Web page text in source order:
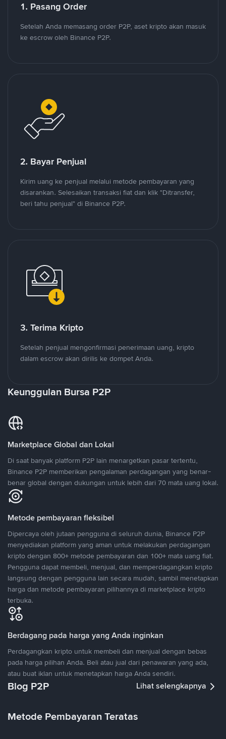
1. Pasang Order
Setelah Anda memasang order P2P, aset kripto akan masuk
ke escrow oleh Binance P2P.
2. Bayar Penjual
Kirim uang ke penjual melalui metode pembayaran yang
disarankan. Selesaikan transaksi fiat dan klik "Ditransfer,
beri tahu penjual" di Binance P2P.
3. Terima Kripto
Setelah penjual mengonfirmasi penerimaan uang, kripto
dalam escrow akan dirilis ke dompet Anda.
Keunggulan Bursa P2P
Marketplace Global dan Lokal
Di saat banyak platform P2P lain menargetkan pasar tertentu,
Binance P2P memberikan pengalaman perdagangan yang benar-
benar global dengan dukungan untuk lebih dari 70 mata uang lokal.
Metode pembayaran fleksibel
Dipercaya oleh jutaan pengguna di seluruh dunia, Binance P2P
menyediakan platform yang aman untuk melakukan perdagangan
kripto dengan 800+ metode pembayaran dan 100+ mata uang fiat.
Pengguna dapat membeli, menjual, dan memperdagangkan kripto
langsung dengan pengguna lain secara mudah, sambil menetapkan
harga dan metode pembayaran pilihannya di marketplace kripto
terbuka.
Berdagang pada harga yang Anda inginkan
Perdagangkan kripto untuk membeli dan menjual dengan bebas
pada harga pilihan Anda. Beli atau jual dari penawaran yang ada,
atau buat iklan untuk menetapkan harga Anda sendiri.
Blog P2P Lihat selengkapnya
Metode Pembayaran Teratas